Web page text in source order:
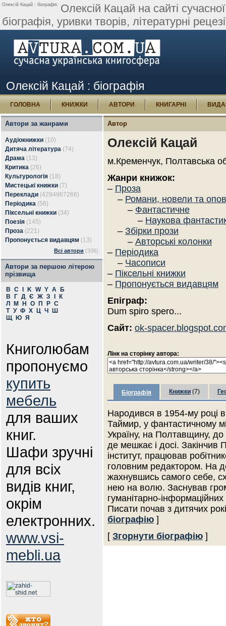
Олексій Кацай : біографія. Олексій Кацай на сайті
біографія, уривки творів, літературні
Олексій Кацай : біографія
ГОЛОВНА КНИЖКИ АВТОРИ КНИГАРНІ
Автори за жанрами
Аудіокнижки (10)
Дитяча література (74)
Драма (13)
Критика (26)
Культурологія (18)
Мистецькі книжки (7)
Переклади (4294967266)
Періодика (56)
Піксельні книжки (34)
Поезія (145)
Проза (221)
Пропонується видавцям (13)
Всі автори (336)
Автори за першою літерою
прізвища
B C K W Y А
Б
В
Г Д Є Ж З
К
Л
М Н О П Р С
Т У Ф Х Ц Ч
Ш
Щ
Ю Я
Книголюбам
пропонуємо
купить
мебель
для ваших
книг.
Шафи зручні
для всіх
видів книг,
окрім
електронних.
www.vsi-
mebli.ua
Автор
Олексій Кацай
м.Кременчук, Полтавська
Жанри книжок:
– Проза
– Романи, новели та
– Фантастичне
– Наукова
– Збірки прози
– Авторські колонки
– Періодика
– Часописи
– Піксельні книжки
– Пропонується видавцям
Епіграф:
Dum spiro spero...
Сайт: ok-
Лінк на сторінку автора:
Біографія Книжки (7)
Народився в 1954-му році в
Таймир, у фантастичному
Україну, на Полтавщину,
де мешкає і досі. Закінчив
інститут, працював
головним редактором. На
жахнувшись самого себе,
нею на волю. Заснував
гуманітарно-інформаційних
Писати почав з дитячих
біографію ]
[ Згорнути біографію ]